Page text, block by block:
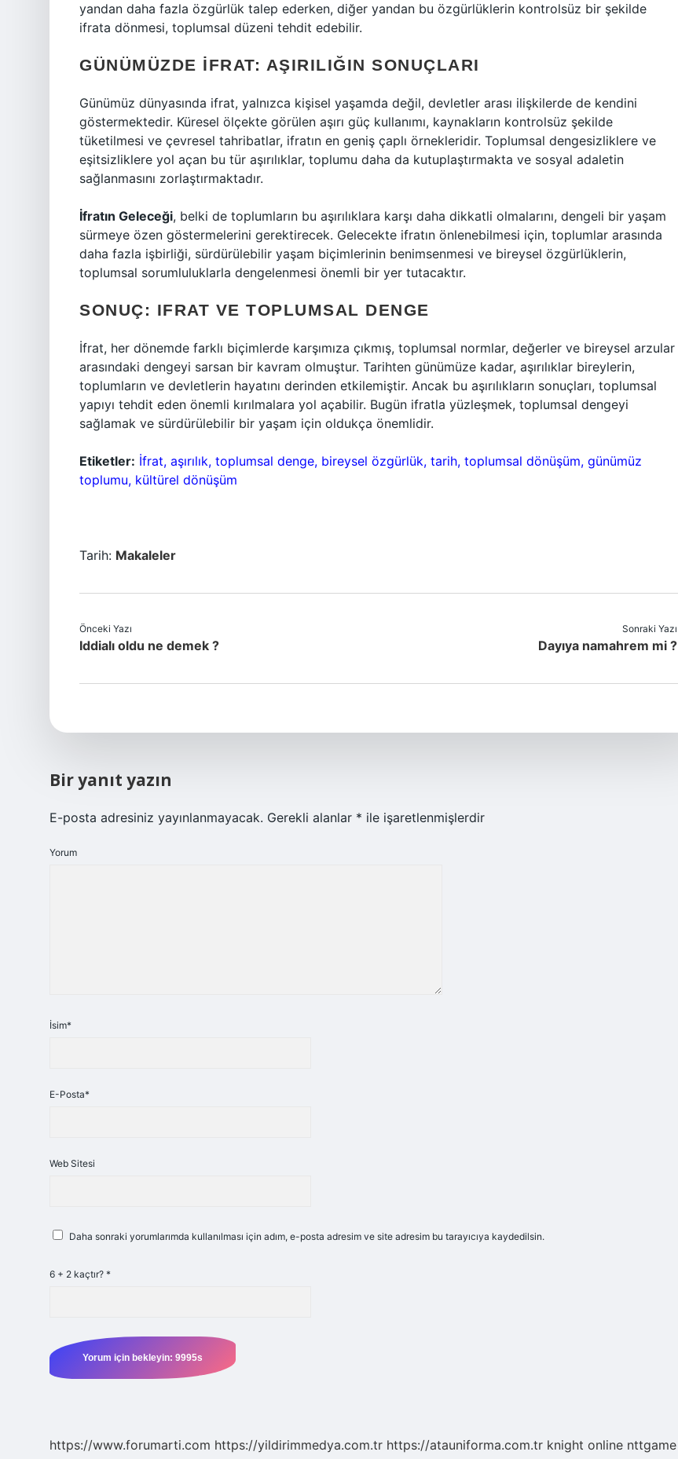
yandan daha fazla özgürlük talep ederken, diğer yandan bu özgürlüklerin kontrolsüz bir şekilde
ifrata dönmesi, toplumsal düzeni tehdit edebilir.
GÜNÜMÜZDE İFRAT: AŞIRILIĞIN SONUÇLARI
Günümüz dünyasında ifrat, yalnızca kişisel yaşamda değil, devletler arası ilişkilerde de kendini
göstermektedir. Küresel ölçekte görülen aşırı güç kullanımı, kaynakların kontrolsüz şekilde
tüketilmesi ve çevresel tahribatlar, ifratın en geniş çaplı örnekleridir. Toplumsal dengesizliklere ve
eşitsizliklere yol açan bu tür aşırılıklar, toplumu daha da kutuplaştırmakta ve sosyal adaletin
sağlanmasını zorlaştırmaktadır.
İfratın Geleceği, belki de toplumların bu aşırılıklara karşı daha dikkatli olmalarını, dengeli bir yaşam
sürmeye özen göstermelerini gerektirecek. Gelecekte ifratın önlenebilmesi için, toplumlar arasında
daha fazla işbirliği, sürdürülebilir yaşam biçimlerinin benimsenmesi ve bireysel özgürlüklerin,
toplumsal sorumluluklarla dengelenmesi önemli bir yer tutacaktır.
SONUÇ: IFRAT VE TOPLUMSAL DENGE
İfrat, her dönemde farklı biçimlerde karşımıza çıkmış, toplumsal normlar, değerler ve bireysel arzular
arasındaki dengeyi sarsan bir kavram olmuştur. Tarihten günümüze kadar, aşırılıklar bireylerin,
toplumların ve devletlerin hayatını derinden etkilemiştir. Ancak bu aşırılıkların sonuçları, toplumsal
yapıyı tehdit eden önemli kırılmalara yol açabilir. Bugün ifratla yüzleşmek, toplumsal dengeyi
sağlamak ve sürdürülebilir bir yaşam için oldukça önemlidir.
Etiketler: İfrat, aşırılık, toplumsal denge, bireysel özgürlük, tarih, toplumsal dönüşüm, günümüz
toplumu, kültürel dönüşüm
Tarih: Makaleler
Önceki Yazı
Iddialı oldu ne demek ?
Sonraki Yazı
Dayıya namahrem mi ?
Bir yanıt yazın
E-posta adresiniz yayınlanmayacak. Gerekli alanlar * ile işaretlenmişlerdir
Yorum
İsim*
E-Posta*
Web Sitesi
Daha sonraki yorumlarımda kullanılması için adım, e-posta adresim ve site adresim bu tarayıcıya kaydedilsin.
6 + 2 kaçtır? *
https://www.forumarti.com https://yildirimmedya.com.tr https://atauniforma.com.tr knight online nttgame